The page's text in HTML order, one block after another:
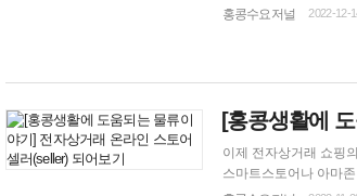
럼 어떻게 온라인 스토어 셀러가 될 수 있는
홍콩수요저널 2022-12-
[홍콩생활에
이제 전자상거래 쇼핑의 구매자에서 판매
스마트스토어나 아마존 셀러들의 성공 이야